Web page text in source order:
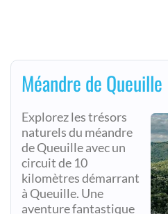
Méandre de Queuille
Explorez les trésors
naturels du méandre
de Queuille avec un
circuit de 10
kilomètres démarrant
à Queuille. Une
aventure fantastique